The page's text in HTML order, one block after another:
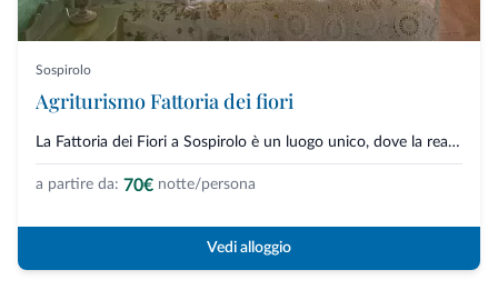
Sospirolo
Agriturismo Fattoria dei fiori
La Fattoria dei Fiori a Sospirolo è un luogo unico, dove la realtà si intre...
a partire da: 70€ notte/persona
Vedi alloggio